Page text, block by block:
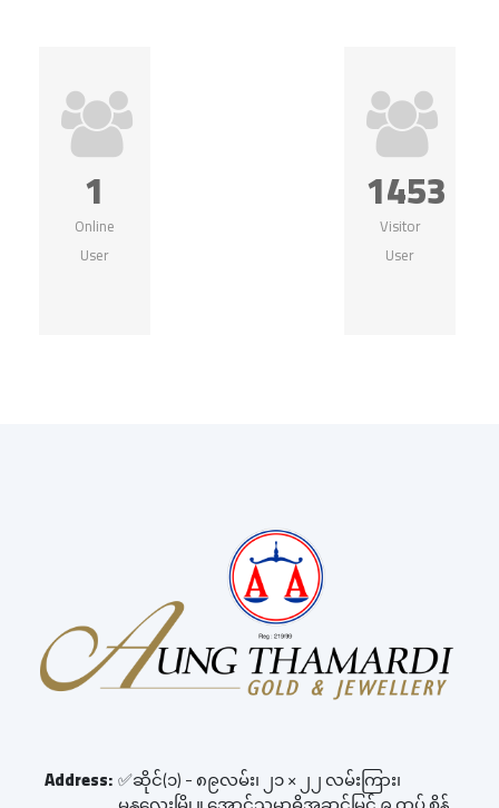
1
Online
User
1453
Visitor
User
Address:✅ဆိုင်(၁) - ၈၉လမ်း၊ ၂၁ × ၂၂ လမ်းကြား၊